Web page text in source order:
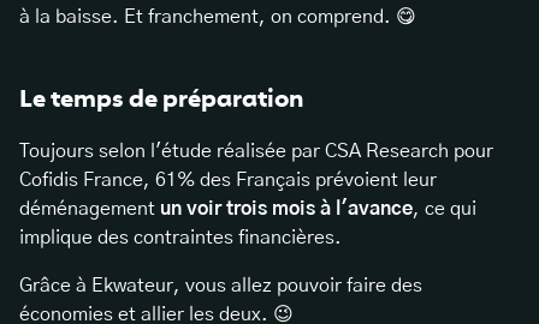
à la baisse. Et franchement, on comprend. 😋
Le temps de préparation
Toujours selon l'étude réalisée par CSA Research pour
Cofidis France, 61% des Français prévoient leur
déménagement un voir trois mois à l'avance, ce qui
implique des contraintes financières.
Grâce à Ekwateur, vous allez pouvoir faire des
économies et allier les deux. 😉